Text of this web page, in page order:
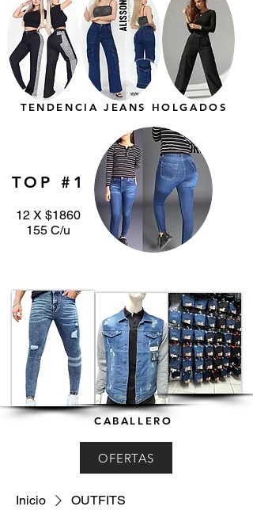
TENDENCIA JEANS HOLGADOS
12 X $1860
155 C/u
TOP #1
CABALLERO
OFERTAS
Inicio OUTFITS